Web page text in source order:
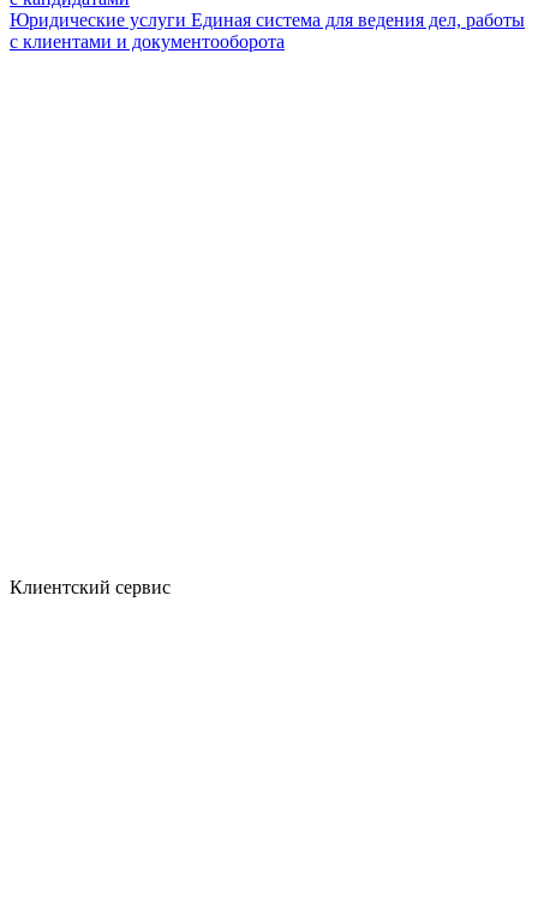
Юридические услуги Единая система для ведения дел, работы
с клиентами и документооборота
Клиентский сервис